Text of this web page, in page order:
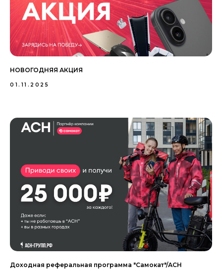
НОВОГОДНЯЯ АКЦИЯ
01.11.2025
Доходная реферальная программа "Самокат"/АСН